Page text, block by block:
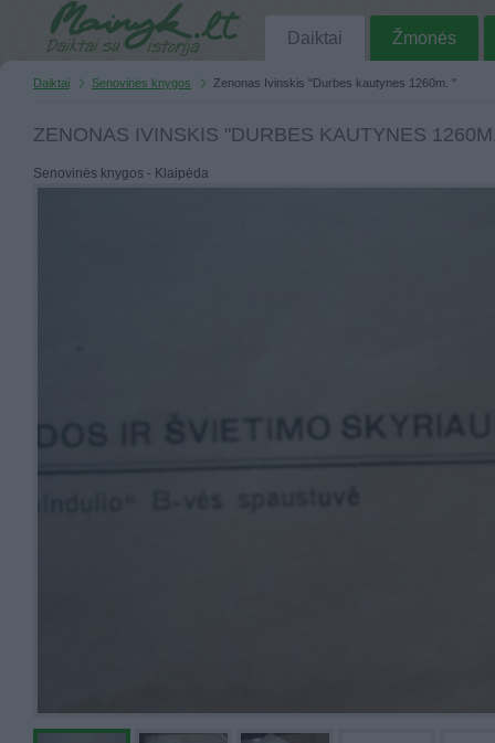
Daiktai Žmonės
Daiktai Senovinės knygos Zenonas Ivinskis "Durbes kautynes 1260m. "
ZENONAS IVINSKIS "DURBES KAUTYNES
Senovinės knygos - Klaipėda